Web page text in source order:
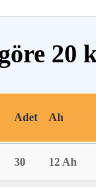
20
Adet Ah
30 12 Ah